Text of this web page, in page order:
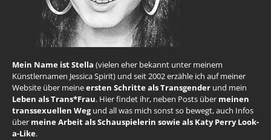
Mein Name ist Stella (vielen eher bekannt unter meinem
Künstlernamen Jessica Spirit) und seit 2002 erzähle ich auf meiner
Website über meineersten Schritte als Transgender und mein
Leben als Trans*Frau. Hier findet ihr, neben Posts über meinen
transsexuellen Wegund all was mich sonst so bewegt, auch Infos
über meine Arbeit als Schauspielerin sowie als Katy Perry Look-
a-Like.